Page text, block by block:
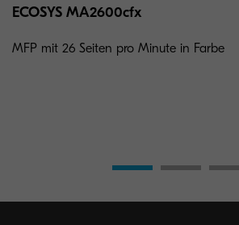
ECOSYS MA2600cfx
MFP mit 26 Seiten pro Minute in Farbe